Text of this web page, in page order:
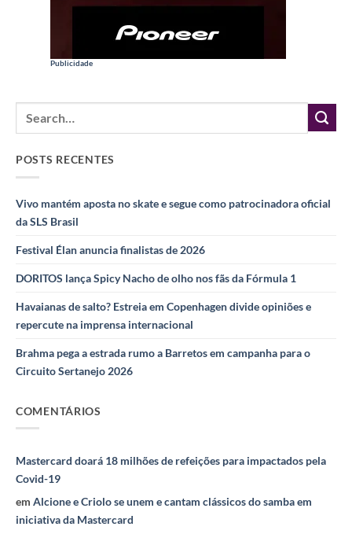
Publicidade
POSTS RECENTES
Vivo mantém aposta no skate e segue como patrocinadora oficial
da SLS Brasil
Festival Élan anuncia finalistas de 2026
DORITOS lança Spicy Nacho de olho nos fãs da Fórmula 1
Havaianas de salto? Estreia em Copenhagen divide opiniões e
repercute na imprensa internacional
Brahma pega a estrada rumo a Barretos em campanha para o
Circuito Sertanejo 2026
COMENTÁRIOS
Mastercard doará 18 milhões de refeições para impactados pela
Covid-19
em Alcione e Criolo se unem e cantam clássicos do samba em
iniciativa da Mastercard